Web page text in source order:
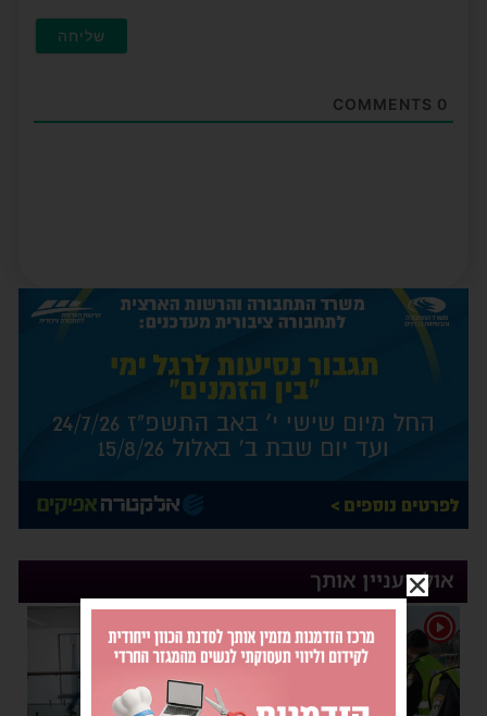
0
אולי יעניין אותך
1